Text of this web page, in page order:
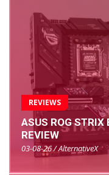
REVIEWS
ASUS ROG
REVIEW
03-08-26 / AlternativeX